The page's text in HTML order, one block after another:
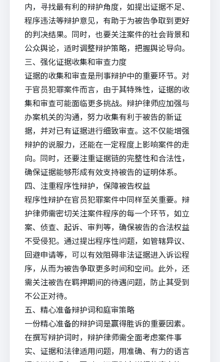
内，寻找最有利的辩护角度，如提出证据不足、
程序违法等辩护意见，有助于为被告争取到更好
的判决结果。同时，也要关注案件的社会背景和
公众舆论，适时调整辩护策略，把握舆论导向。
三、强化证据收集和审查力度
证据的收集和审查是刑事辩护中的重要环节。对
于官员犯罪案件而言，由于其特殊性，证据的收
集和审查可能面临更多挑战。辩护律师应加强与
办案机关的沟通，努力收集有利于被告的新证
据，并对已有证据进行细致审查。这不仅能增强
辩护的说服力，还能在一定程度上影响案件的走
向。同时，还要注重证据链的完整性和合法性，
确保证据能够形成有效支持被告的证明体系。
四、注重程序性辩护，保障被告权益
程序性辩护在官员犯罪案件中同样至关重要。辩
护律师需密切关注案件程序的每一个环节，如立
案、侦查、起诉、审判等，确保被告的合法权益
不受侵犯。通过提出程序性问题，如管辖异议、
回避申请等，可以有效阻碍非法证据进入诉讼程
序，从而为被告争取更多时间和空间。此外，还
需关注被告在羁押期间的待遇问题，防止其受到
不公正对待。
五、精心准备辩护词和庭审策略
一份精心准备的辩护词是赢得胜诉的重要因素。
在撰写辩护词时，辩护律师需全面考虑案件事
实、证据和法律适用问题，用准确、有力的语言